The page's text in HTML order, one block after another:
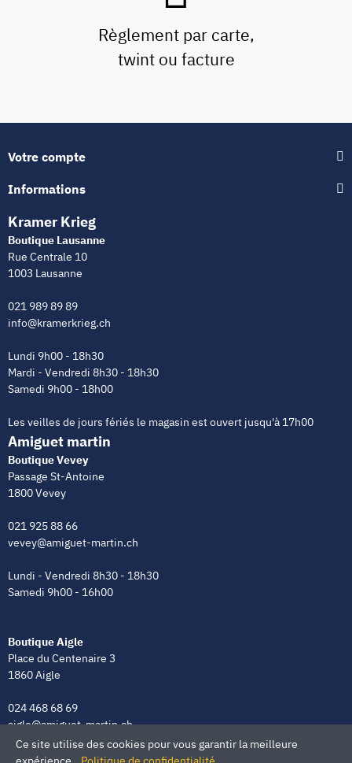
Règlement par carte,
twint ou facture
Votre compte
Informations
Kramer Krieg
Boutique Lausanne
Rue Centrale 10
1003 Lausanne
021 989 89 89
info@kramerkrieg.ch
Lundi 9h00 - 18h30
Mardi - Vendredi 8h30 - 18h30
Samedi 9h00 - 18h00
Les veilles de jours fériés le magasin est ouvert jusqu'à 17h00
Amiguet martin
Boutique Vevey
Passage St-Antoine
1800 Vevey
021 925 88 66
vevey@amiguet-martin.ch
Lundi - Vendredi 8h30 - 18h30
Samedi 9h00 - 16h00
Boutique Aigle
Place du Centenaire 3
1860 Aigle
024 468 68 69
aigle@amiguet-martin.ch
Lundi - Vendredi 8h00 - 12h00 | 13h30 - 18h30
Ce site utilise des cookies pour vous garantir la meilleure